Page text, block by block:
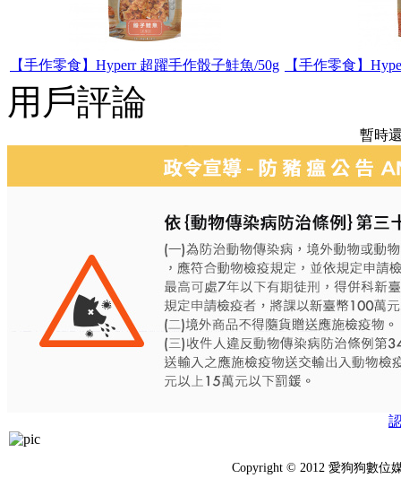
【手作零食】Hyperr 超躍手作骰子鮭魚/50g 【手作零食】
用戶評論
暫時
Copyright © 2012 愛狗狗數位